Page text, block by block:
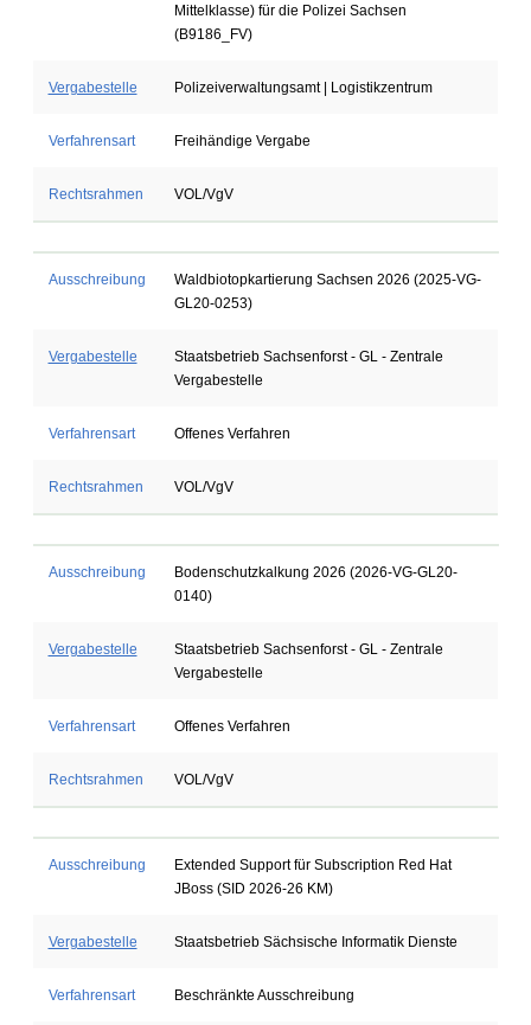
Mittelklasse) für die Polizei Sachsen
(B9186_FV)
Vergabestelle Polizeiverwaltungsamt | Logistikzentrum
Verfahrensart Freihändige Vergabe
Rechtsrahmen VOL/VgV
Ausschreibung
Waldbiotopkartierung Sachsen 2026 (2025-VG-
GL20-0253)
Vergabestelle
Staatsbetrieb Sachsenforst - GL - Zentrale
Vergabestelle
Verfahrensart Offenes Verfahren
Rechtsrahmen VOL/VgV
Ausschreibung
Bodenschutzkalkung 2026 (2026-VG-GL20-
0140)
Vergabestelle
Staatsbetrieb Sachsenforst - GL - Zentrale
Vergabestelle
Verfahrensart Offenes Verfahren
Rechtsrahmen VOL/VgV
Ausschreibung
Extended Support für Subscription Red Hat
JBoss (SID 2026-26 KM)
Vergabestelle Staatsbetrieb Sächsische Informatik Dienste
Verfahrensart Beschränkte Ausschreibung